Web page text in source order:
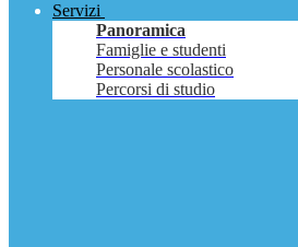
Servizi
Panoramica
Famiglie e studenti
Personale scolastico
Percorsi di studio